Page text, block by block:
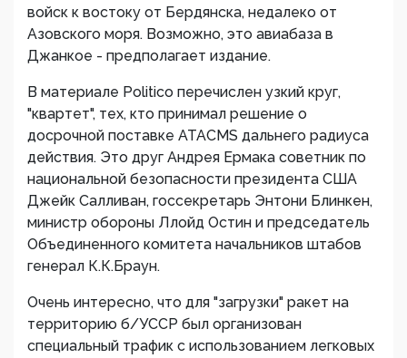
войск к востоку от Бердянска, недалеко от
Азовского моря. Возможно, это авиабаза в
Джанкое - предполагает издание.
В материале Politico перечислен узкий круг,
"квартет", тех, кто принимал решение о
досрочной поставке ATACMS дальнего радиуса
действия. Это друг Андрея Ермака советник по
национальной безопасности президента США
Джейк Салливан, госсекретарь Энтони Блинкен,
министр обороны Ллойд Остин и председатель
Объединенного комитета начальников штабов
генерал К.К.Браун.
Очень интересно, что для "загрузки" ракет на
территорию б/УССР был организован
специальный трафик с использованием легковых